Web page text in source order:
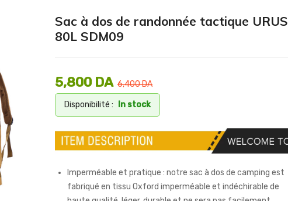
Sac à dos de randonnée tactique URUS
80L SDM09
6,400DA
5,800 DA
Disponibilité : In stock
Imperméable et pratique : notre sac à dos de camping est
fabriqué en tissu Oxford imperméable et indéchirable de